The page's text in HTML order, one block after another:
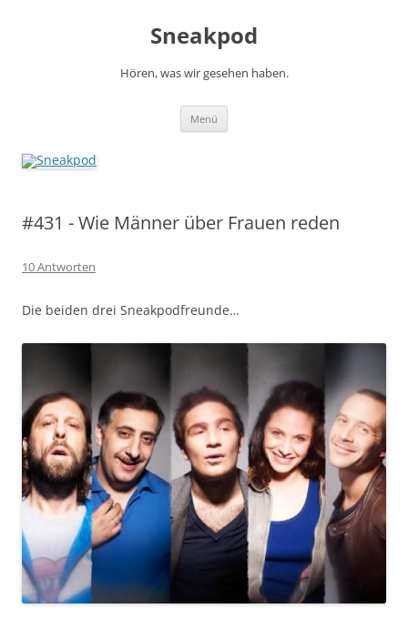
Sneakpod
Hören, was wir gesehen haben.
Menü
#431 - Wie Männer über Frauen reden
10 Antworten
Die beiden drei Sneakpodfreunde…